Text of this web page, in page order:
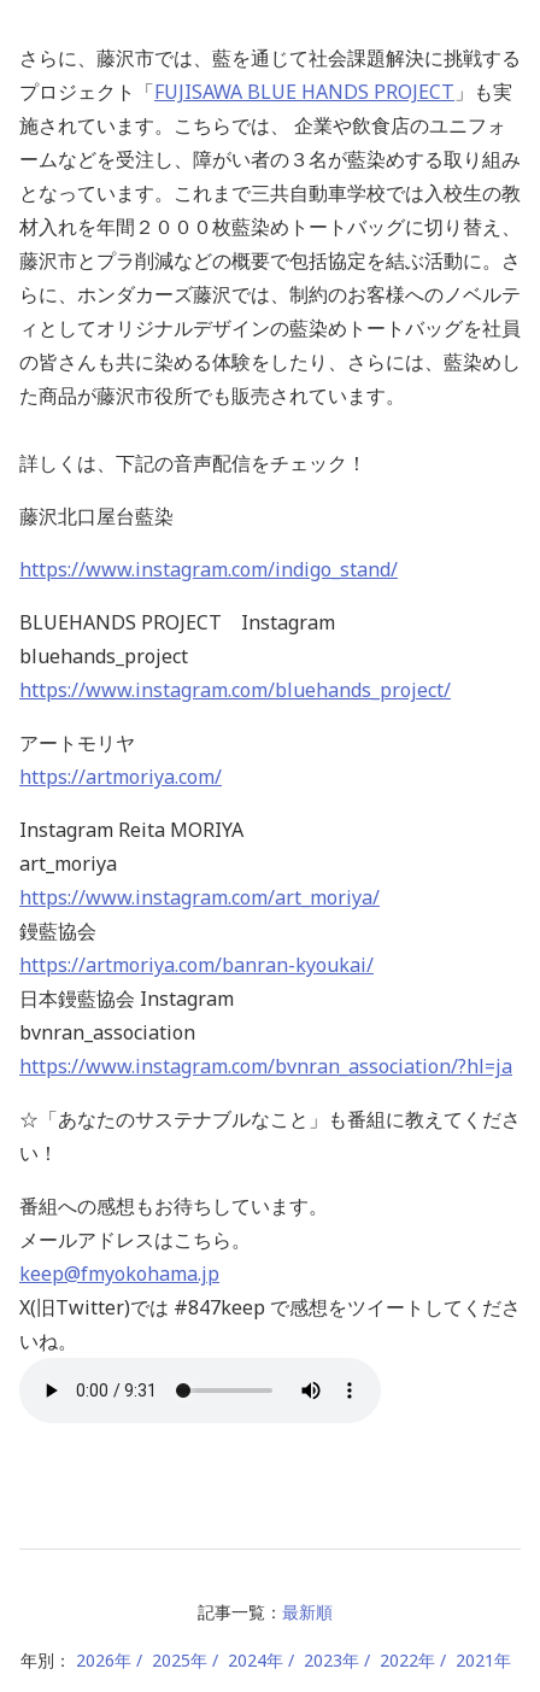
さらに、藤沢市では、藍を通じて社会課題解決に挑戦する
プロジェクト「FUJISAWA BLUE HANDS PROJECT 」も実
施されています。こちらでは、 企業や飲食店のユニフォ
ームなどを受注し、障がい者の３名が藍染めする取り組み
となっています。これまで三共自動車学校では入校生の教
材入れを年間２０００枚藍染めトートバッグに切り替え、
藤沢市とプラ削減などの概要で包括協定を結ぶ活動に。さ
らに、ホンダカーズ藤沢では、制約のお客様へのノベルテ
ィとしてオリジナルデザインの藍染めトートバッグを社員
の皆さんも共に染める体験をしたり、さらには、藍染めし
た商品が藤沢市役所でも販売されています。
詳しくは、下記の音声配信をチェック！
藤沢北口屋台藍染
https://www.instagram.com/indigo_stand/
BLUEHANDS PROJECT Instagram
bluehands_project
https://www.instagram.com/bluehands_project/
アートモリヤ
https://artmoriya.com/
Instagram Reita MORIYA
art_moriya
https://www.instagram.com/art_moriya/
鏝藍協会
https://artmoriya.com/banran-kyoukai/
日本鏝藍協会 Instagram
bvnran_association
https://www.instagram.com/bvnran_association/?hl=ja
☆「あなたのサステナブルなこと」も番組に教えてくださ
い！
番組への感想もお待ちしています。
メールアドレスはこちら。
keep@fmyokohama.jp
X(旧Twitter)では #847keep で感想をツイートしてくださ
いね。
記事一覧： 最新順
年別： 2026年 2025年 2024年 2023年 2022年 2021年